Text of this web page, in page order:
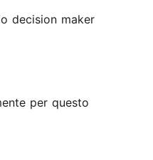
decision maker
per questo